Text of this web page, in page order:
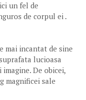
un fel de
de corpul ei .
mai incantat de sine
lucioasa
De obicei,
magnificei sale